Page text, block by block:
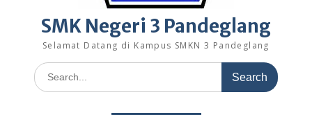
SMK Negeri 3 Pandeglang
Selamat Datang di Kampus SMKN 3 Pandeglang
Search
for: